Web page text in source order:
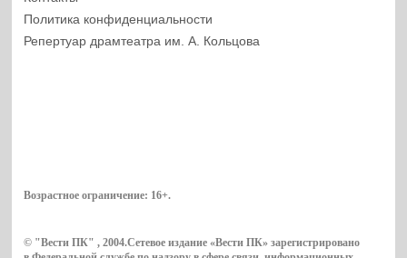
Политика конфиденциальности
Репертуар драмтеатра им. А. Кольцова
Возрастное ограничение: 16+.
© "Вести ПК" , 2004.Сетевое издание «Вести ПК» зарегистрировано